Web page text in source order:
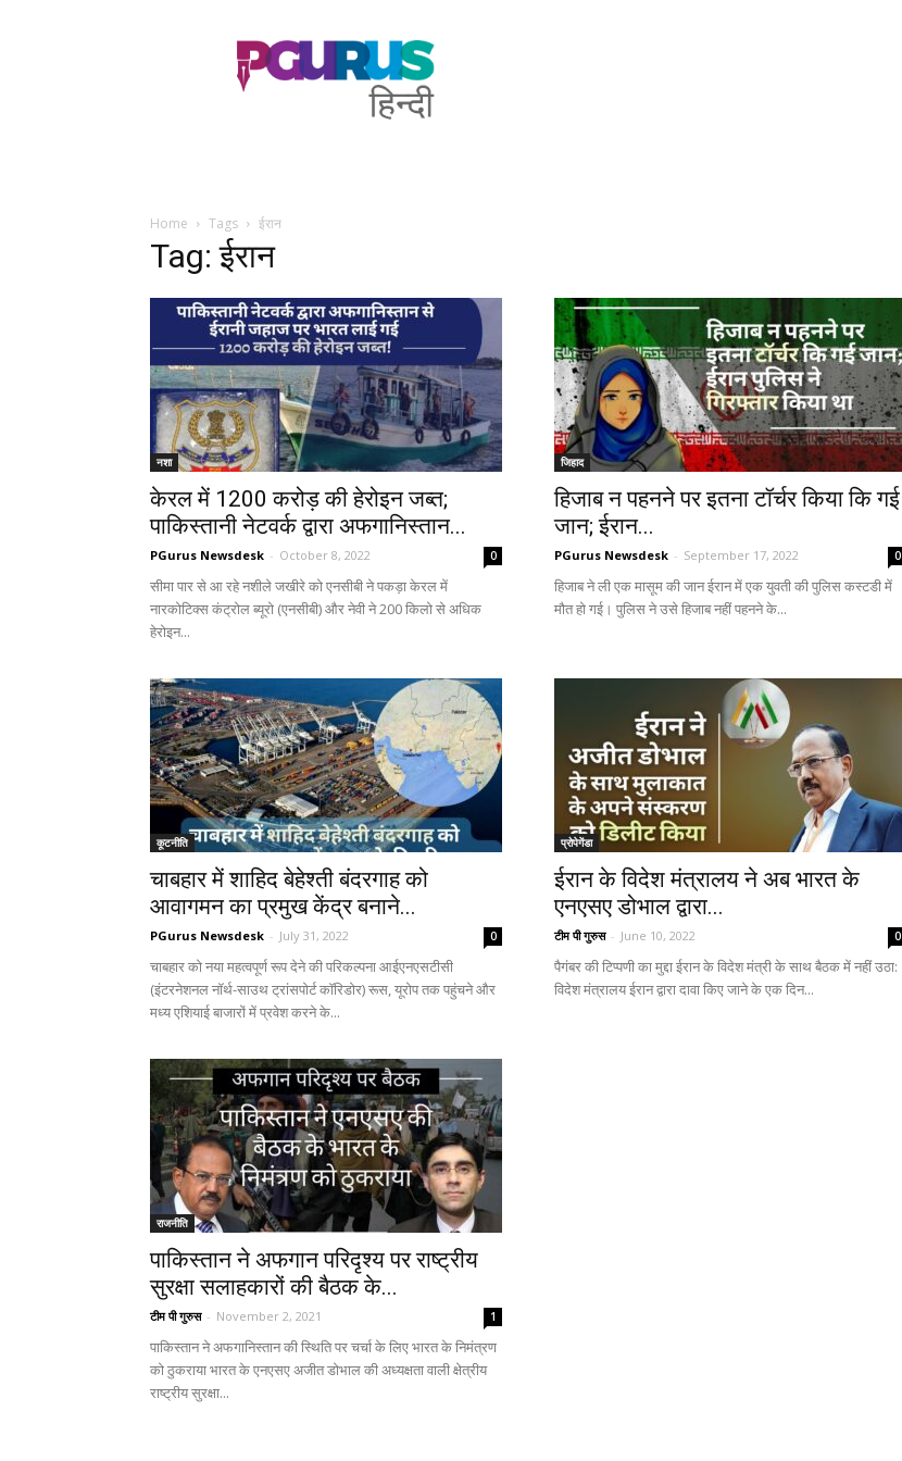
PGurus
Hindi
Home Tags ईरान
Tag: ईरान
नशा
केरल में 1200 करोड़ की हेरोइन जब्त;
पाकिस्तानी नेटवर्क द्वारा अफगानिस्तान...
PGurus Newsdesk - October 8, 2022 0
सीमा पार से आ रहे नशीले जखीरे को एनसीबी ने पकड़ा केरल में
नारकोटिक्स कंट्रोल ब्यूरो (एनसीबी) और नेवी ने 200 किलो से अधिक
हेरोइन...
जिहाद
हिजाब न पहनने पर इतना टॉर्चर किया कि गई
जान; ईरान...
PGurus Newsdesk - September 17, 2022 0
हिजाब ने ली एक मासूम की जान ईरान में एक युवती की पुलिस कस्टडी में
मौत हो गई। पुलिस ने उसे हिजाब नहीं पहनने के...
कूटनीति
चाबहार में शाहिद बेहेश्ती बंदरगाह को
आवागमन का प्रमुख केंद्र बनाने...
PGurus Newsdesk - July 31, 2022 0
चाबहार को नया महत्वपूर्ण रूप देने की परिकल्पना आईएनएसटीसी
(इंटरनेशनल नॉर्थ-साउथ ट्रांसपोर्ट कॉरिडोर) रूस, यूरोप तक पहुंचने और
मध्य एशियाई बाजारों में प्रवेश करने के...
प्रोपेगेंडा
ईरान के विदेश मंत्रालय ने अब भारत के
एनएसए डोभाल द्वारा...
टीम पी गुरुस - June 10, 2022 0
पैगंबर की टिप्पणी का मुद्दा ईरान के विदेश मंत्री के साथ बैठक में नहीं उठा:
विदेश मंत्रालय ईरान द्वारा दावा किए जाने के एक दिन...
राजनीति
पाकिस्तान ने अफगान परिदृश्य पर राष्ट्रीय
सुरक्षा सलाहकारों की बैठक के...
टीम पी गुरुस - November 2, 2021 1
पाकिस्तान ने अफगानिस्तान की स्थिति पर चर्चा के लिए भारत के निमंत्रण
को ठुकराया भारत के एनएसए अजीत डोभाल की अध्यक्षता वाली क्षेत्रीय
राष्ट्रीय सुरक्षा...